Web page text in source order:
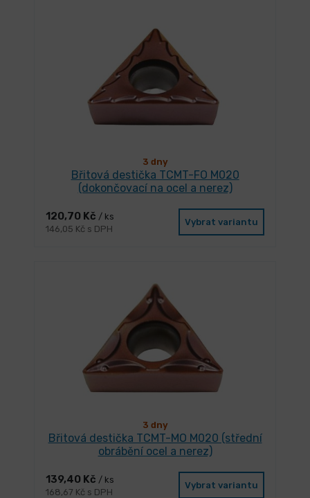
3 dny
Břitová destička TCMT-FO M020
(dokončovací na ocel a nerez)
120,70 Kč / ks
146,05 Kč s DPH
Vybrat variantu
3 dny
Břitová destička TCMT-MO M020 (střední
obrábění ocel a nerez)
139,40 Kč / ks
168,67 Kč s DPH
Vybrat variantu